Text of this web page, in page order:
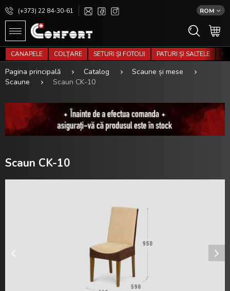
ROM
(+373) 22 84-30-61
CANAPELE COLȚARE SETURI ȘI FOTOLII PATURI ȘI SALTELE
Pagina principală Catalog
Scaune și mese
Scaune
Scaun CK-10
Scaun CK-10